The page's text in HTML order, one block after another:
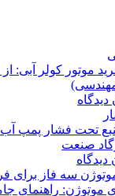
موتور کولر آبی: از
دیدگاه
تحت فشار پمپ
صنعت
دیدگاه
موتوژن: راهنمای